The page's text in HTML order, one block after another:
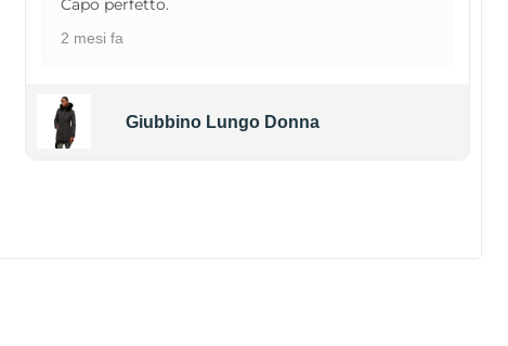
Capo perfetto.
2 mesi fa
Giubbino Lungo Donna